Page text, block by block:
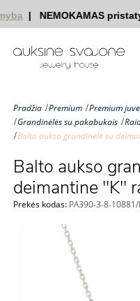
| NEMOKAMAS
Pradžia Premium
Premium
Grandinėlės su pakabukais
Balto aukso grandinėlė su
Balto aukso
deimantine "K"
Prekės kodas: PA390-3-8-